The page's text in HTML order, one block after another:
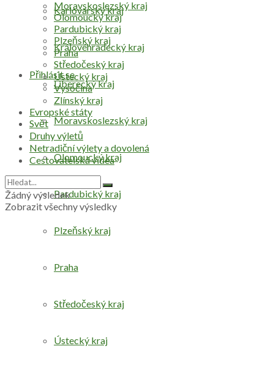
Přihlásit se
Karlovarský kraj
Královéhradecký kraj
Liberecký kraj
Moravskoslezský kraj
Olomoucký kraj
Pardubický kraj
Plzeňský kraj
Praha
Středočeský kraj
Ústecký kraj
Moravskoslezský kraj
Olomoucký kraj
Pardubický kraj
Plzeňský kraj
Praha
Středočeský kraj
Ústecký kraj
Vysočina
Zlínský kraj
Evropské státy
Svět
Druhy výletů
Netradiční výlety a dovolená
Cestovatelská videa
Žádný výsledek
Zobrazit všechny výsledky